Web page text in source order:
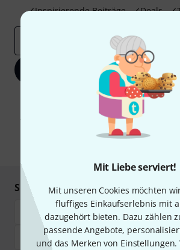
Mit Liebe serviert!
Mit unseren Cookies möchten
fluffiges Einkaufserlebnis mit
dazugehört bieten. Dazu zählen
passende Angebote,
und das Merken von
Inspirierende Beiträge
Deals
Jetzt anmelden
Mit Klick auf „Jetzt anmelden“ stimmen Sie
Werbung und einer Messung des E-Mail-
Abmeldung ist jederzeit möglich. Weitere
unseren
Sicher einkaufen & bezahlen